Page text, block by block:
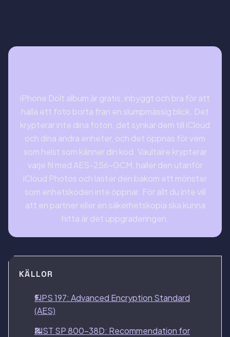
iPhone Dolt album är gratis, inbyggt och bra för att
halla ett foto borta fran en slumpmässig blick. Det
krypterar inte dina foton, det synkar dem till iCloud
och dina andra enheter, och det öppnas för vem
som helst som känner din kod. Vaultaire krypterar
varje fil med AES-256-GCM, haller den utanför
iCloud Photos och laster den bakom ett mönster
som enhetskoden inte öppnar. För allt du inte vill
att en partner eller en säkerhetskopia ska kunna
hitta är det uppgraderingen.
KÄLLOR
FIPS 197: Advanced Encryption Standard
(AES)
NIST SP 800-38D: Recommendation for